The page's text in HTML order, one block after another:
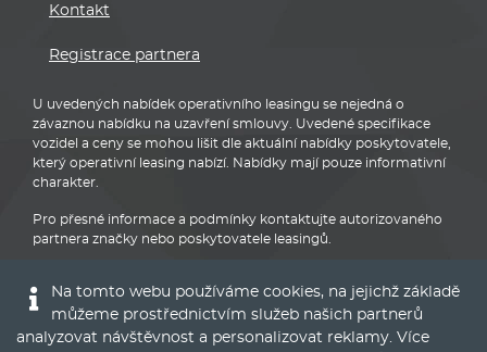
Kontakt
Registrace partnera
U uvedených nabídek operativního leasingu se nejedná o
závaznou nabídku na uzavření smlouvy. Uvedené specifikace
vozidel a ceny se mohou lišit dle aktuální nabídky poskytovatele,
který operativní leasing nabízí. Nabídky mají pouze informativní
charakter.
Pro přesné informace a podmínky kontaktujte autorizovaného
partnera značky nebo poskytovatele leasingů.
Na tomto webu používáme cookies, na jejichž základě
můžeme prostřednictvím služeb našich partnerů
analyzovat návštěvnost a personalizovat reklamy. Více